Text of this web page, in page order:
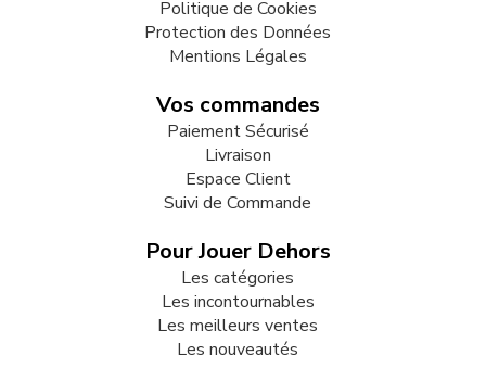
Politique de Cookies
Protection des Données
Mentions Légales
Vos commandes
Paiement Sécurisé
Livraison
Espace Client
Suivi de Commande
Pour Jouer Dehors
Les catégories
Les incontournables
Les meilleurs ventes
Les nouveautés